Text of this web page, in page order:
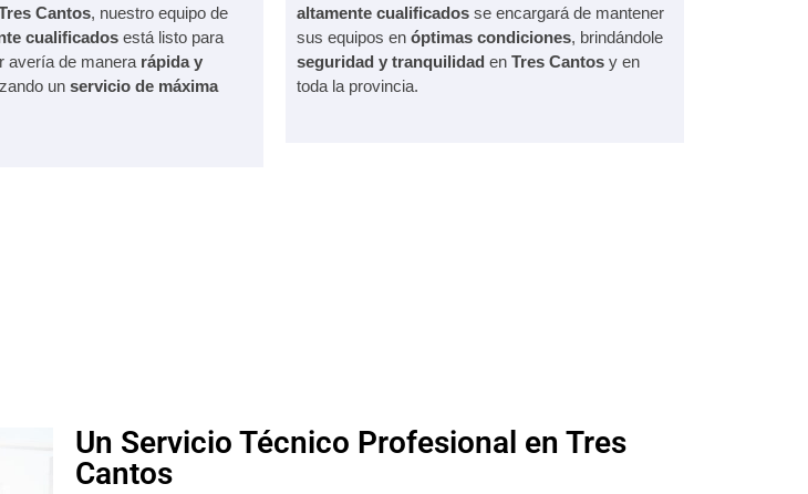
Cantos, nuestro equipo de
cualificados está listo para
avería de manera rápida y
un servicio de máxima
altamente cualificados se encargará de mantener
sus equipos en óptimas condiciones, brindándole
seguridad y tranquilidad en Tres Cantos y en
toda la provincia.
Un Servicio Técnico Profesional en Tres
Cantos